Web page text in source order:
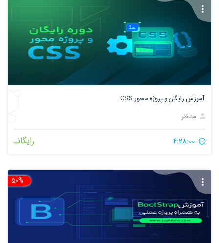
آموزش رایگان و پروژه محور CSS
منتظر
رایگانـ
50%